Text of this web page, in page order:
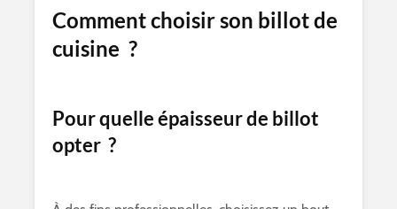
Comment choisir son billot de
cuisine ?
Pour quelle épaisseur de billot
opter ?